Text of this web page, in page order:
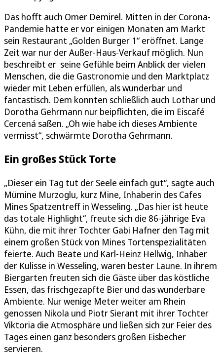
Das hofft auch Omer Demirel. Mitten in der Corona-
Pandemie hatte er vor einigen Monaten am Markt
sein Restaurant „Golden Burger 1“ eröffnet. Lange
Zeit war nur der Außer-Haus-Verkauf möglich. Nun
beschreibt er seine Gefühle beim Anblick der vielen
Menschen, die die Gastronomie und den Marktplatz
wieder mit Leben erfüllen, als wunderbar und
fantastisch. Dem konnten schließlich auch Lothar und
Dorotha Gehrmann nur beipflichten, die im Eiscafé
Cercená saßen. „Oh wie habe ich dieses Ambiente
vermisst“, schwärmte Dorotha Gehrmann.
Ein großes Stück Torte
„Dieser ein Tag tut der Seele einfach gut“, sagte auch
Mümine Murzoglu, kurz Mine, Inhaberin des Cafes
Mines Spatzentreff in Wesseling. „Das hier ist heute
das totale Highlight“, freute sich die 86-jährige Eva
Kühn, die mit ihrer Tochter Gabi Hafner den Tag mit
einem großen Stück von Mines Tortenspezialitäten
feierte. Auch Beate und Karl-Heinz Hellwig, Inhaber
der Kulisse in Wesseling, waren bester Laune. In ihrem
Biergarten freuten sich die Gäste über das köstliche
Essen, das frischgezapfte Bier und das wunderbare
Ambiente. Nur wenige Meter weiter am Rhein
genossen Nikola und Piotr Sierant mit ihrer Tochter
Viktoria die Atmosphäre und ließen sich zur Feier des
Tages einen ganz besonders großen Eisbecher
servieren.